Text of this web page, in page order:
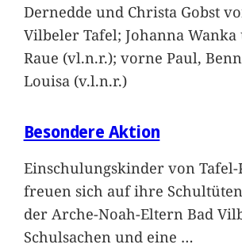
Dernedde und Christa Gobst
Vilbeler Tafel; Johanna Wanka
Raue (vl.n.r.); vorne Paul,
Louisa (v.l.n.r.)
Besondere Aktion
Einschulungskinder von
freuen sich auf ihre Schultüten
der Arche-Noah-Eltern Bad
Schulsachen und eine …